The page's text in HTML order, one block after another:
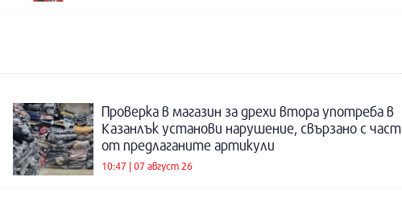
Проверка в магазин за дрехи втора употреба в
Казанлък установи нарушение, свързано с част
от предлаганите артикули
10:47 | 07 август 26